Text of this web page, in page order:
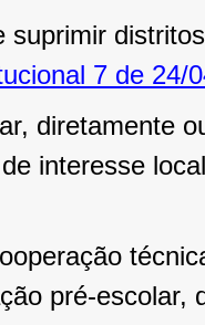
suprimir
7 de 24/
diretamente
interesse
pré-escolar,